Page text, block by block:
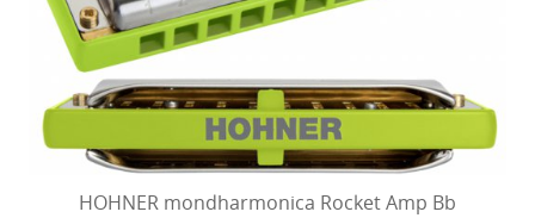
HOHNER mondharmonica Rocket Amp Bb